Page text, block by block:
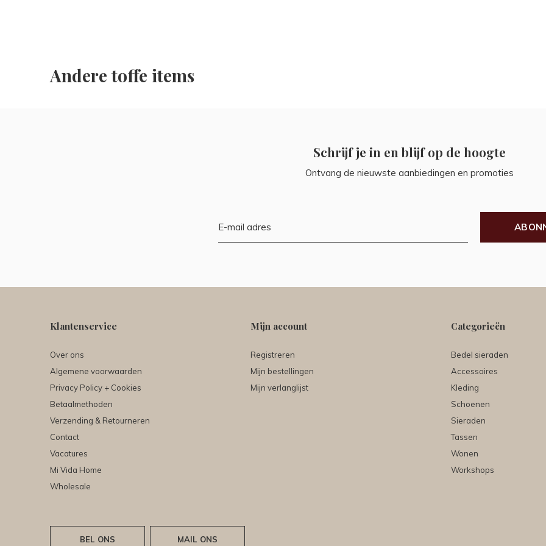
Andere toffe items
Schrijf je in en blijf op de hoogte
Ontvang de nieuwste aanbiedingen en promoties
Klantenservice
Over ons
Algemene voorwaarden
Privacy Policy + Cookies
Betaalmethoden
Verzending & Retourneren
Contact
Vacatures
Mi Vida Home
Wholesale
Mijn account
Registreren
Mijn bestellingen
Mijn verlanglijst
Categorieën
Bedel sieraden
Accessoires
Kleding
Schoenen
Sieraden
Tassen
Wonen
Workshops
BEL ONS MAIL ONS